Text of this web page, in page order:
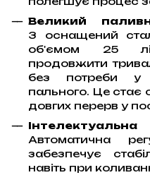
Великий
3 оснащений
об'ємом 25
продовжити
без потреби у
пального. Це стає
довгих перерв у
Автоматична
забезпечує
навіть при